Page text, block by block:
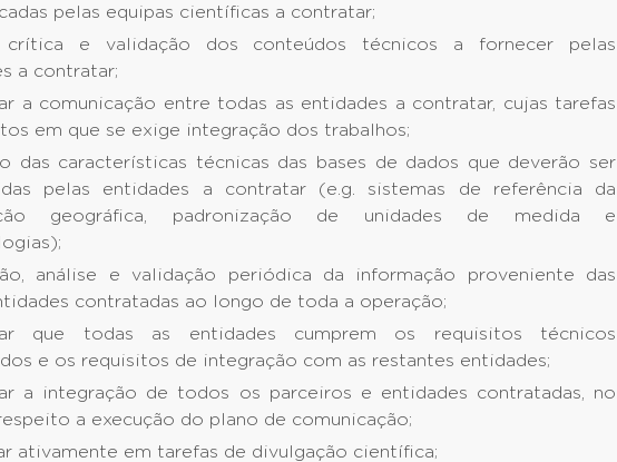
pelas equipas científicas a contratar;
crítica e validação dos conteúdos técnicos a fornecer pelas
a contratar;
a comunicação entre todas as entidades a contratar, cujas tarefas
em que se exige integração dos trabalhos;
das características técnicas das bases de dados que deverão ser
pelas entidades a contratar (e.g. sistemas de referência da
geográfica, padronização de unidades de medida e
análise e validação periódica da informação proveniente das
contratadas ao longo de toda a operação;
que todas as entidades cumprem os requisitos técnicos
e os requisitos de integração com as restantes entidades;
a integração de todos os parceiros e entidades contratadas, no
a execução do plano de comunicação;
ativamente em tarefas de divulgação científica;